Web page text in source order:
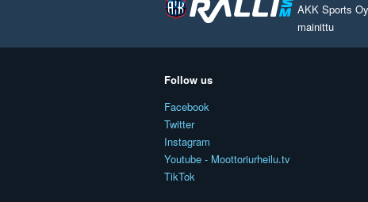
AKK Sports
mainittu
Follow us
Facebook
Twitter
Instagram
Youtube - Moottoriurheilu.tv
TikTok